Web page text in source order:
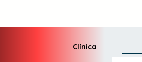
Clínica